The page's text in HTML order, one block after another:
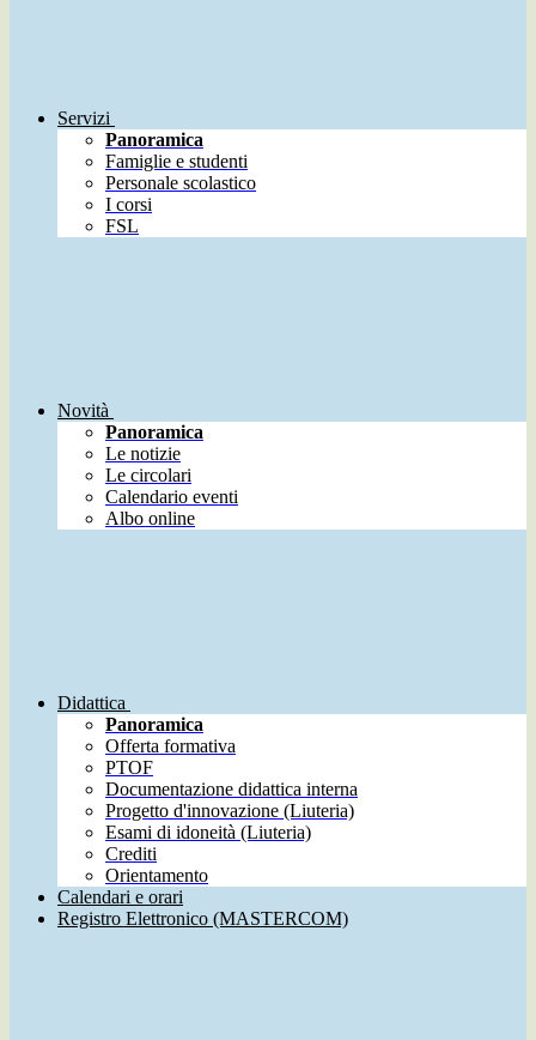
Servizi
Panoramica
Famiglie e studenti
Personale scolastico
I corsi
FSL
Novità
Panoramica
Le notizie
Le circolari
Calendario eventi
Albo online
Didattica
Panoramica
Offerta formativa
PTOF
Documentazione didattica interna
Progetto d'innovazione (Liuteria)
Esami di idoneità (Liuteria)
Crediti
Orientamento
Calendari e orari
Registro Elettronico (MASTERCOM)